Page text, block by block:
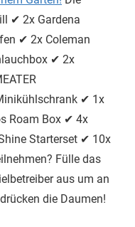
✔ 2x Gardena
✔ 2x Coleman
✔ 2x
✔ 1x
Roam Box ✔ 4x
Starterset ✔ 10x
Fülle das
aus um an
die Daumen!